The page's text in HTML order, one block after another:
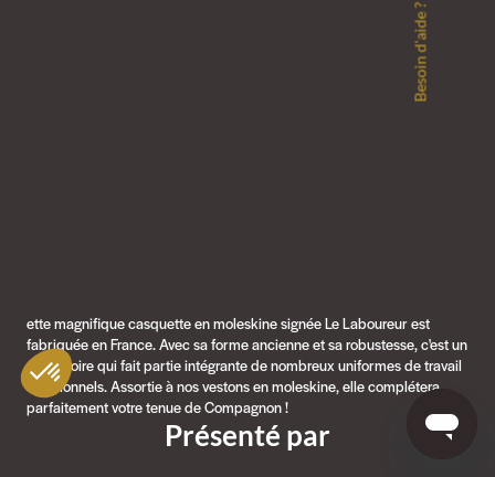
ette magnifique casquette en moleskine signée Le Laboureur est
fabriquée en France. Avec sa forme ancienne et sa robustesse, c'est un
accessoire qui fait partie intégrante de nombreux uniformes de travail
traditionnels. Assortie à nos vestons en moleskine, elle complétera
parfaitement votre tenue de Compagnon !
Présenté par
Besoin d'aide ?